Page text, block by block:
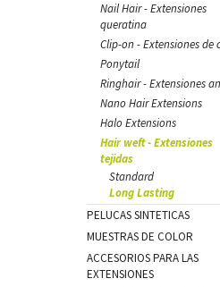
Nail Hair - Extensiones
queratina
Clip-on - Extensiones de
Ponytail
Ringhair - Extensiones
Nano Hair Extensions
Halo Extensions
Hair weft - Extensiones
tejidas
Standard
Long Lasting
PELUCAS SINTETICAS
MUESTRAS DE COLOR
ACCESORIOS PARA LAS
EXTENSIONES